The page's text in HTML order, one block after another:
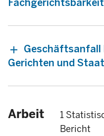
Geschäftsanfall
Gerichten und
Arbeit
1
Bericht